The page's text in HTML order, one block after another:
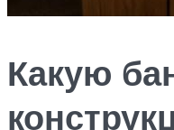
Какую